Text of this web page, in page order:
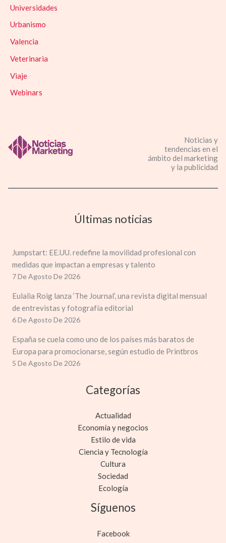
Universidades
Urbanismo
Valencia
Veterinaria
Viaje
Webinars
Noticias y
tendencias en el
ámbito del marketing
y la publicidad
Últimas noticias
Jumpstart: EE.UU. redefine la movilidad profesional con
medidas que impactan a empresas y talento
7 De Agosto De 2026
Eulalia Roig lanza ‘The Journal’, una revista digital mensual
de entrevistas y fotografía editorial
6 De Agosto De 2026
España se cuela como uno de los países más baratos de
Europa para promocionarse, según estudio de Printbros
5 De Agosto De 2026
Categorías
Actualidad
Economía y negocios
Estilo de vida
Ciencia y Tecnología
Cultura
Sociedad
Ecología
Síguenos
Facebook